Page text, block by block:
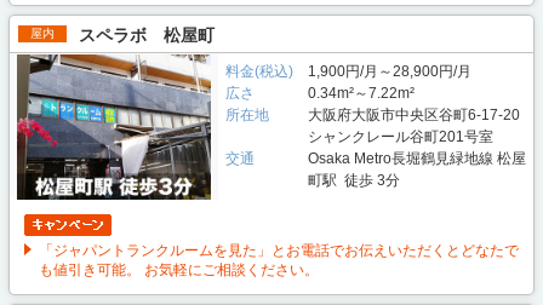
屋内 スペラボ 松屋町
料金(税込)
1,900円/月～28,900円/月
広さ
0.34m²～7.22m²
所在地
大阪府大阪市中央区谷町6-17-20
シャンクレール谷町201号室
交通
Osaka Metro長堀鶴見緑地線 松屋
町駅 徒歩 3分
「ジャパントランクルームを見た」とお電話でお伝えいただくとどなたで
も値引き可能。 お気軽にご相談ください。